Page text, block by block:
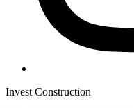
Invest Construction